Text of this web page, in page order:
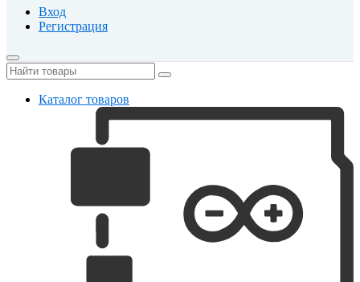
Вход
Регистрация
Каталог товаров